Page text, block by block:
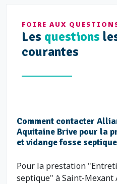
FOIRE AUX
Les questions
courantes
Comment contacter
Aquitaine Brive pour la
et vidange fosse
Pour la prestation
septique" à Saint-Mexant